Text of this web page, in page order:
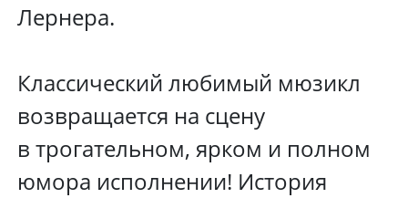
Лернера.
Классический любимый мюзикл
возвращается на сцену
в трогательном, ярком и полном
юмора исполнении! История